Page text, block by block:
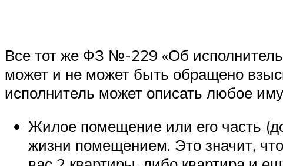
Все тот же ФЗ №-229 «Об
может и не может быть обращено
исполнитель может описать любое
Жилое помещение или его часть
жизни помещением. Это значит,